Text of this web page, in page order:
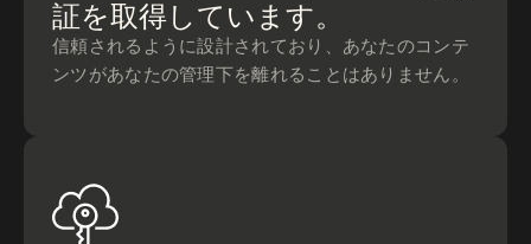
証を取得しています。
信頼されるように設計されており、あなたのコンテ
ンツがあなたの管理下を離れることはありません。
お客様の事例
ヘルプセンター
採用情報